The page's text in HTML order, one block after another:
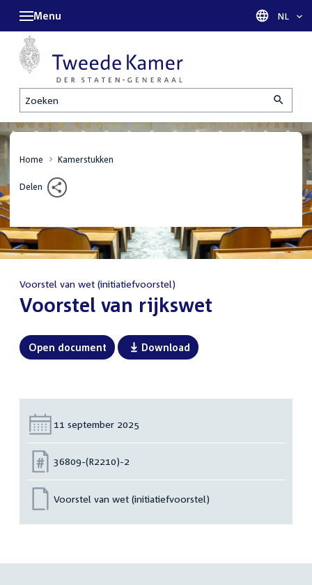
Zoeken
Menu Taal
NL
Home Kamerstukken
Delen
Voorstel van wet (initiatiefvoorstel)
:Voorstel van rijkswet
Open document Download
Datum:
11 september 2025
Nummer:
36809-(R2210)-2
Voorstel van wet (initiatiefvoorstel)